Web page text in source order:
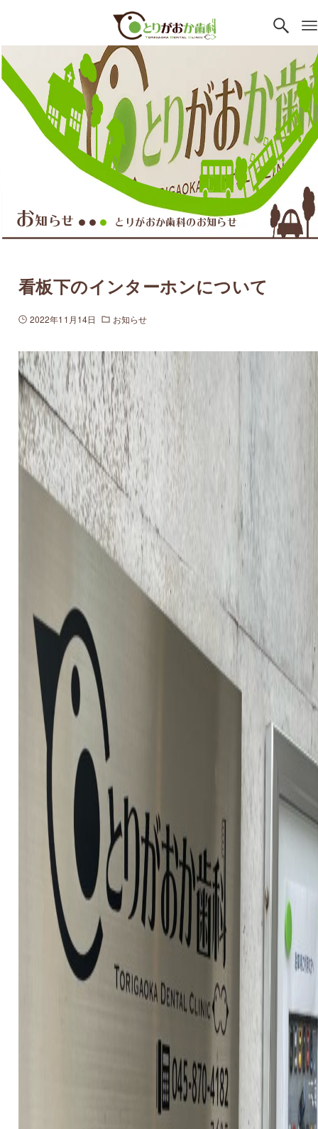
お知らせ ●● ● とりがおか歯科のお知らせ
看板下のインターホンについて
2022年11月14日 お知らせ